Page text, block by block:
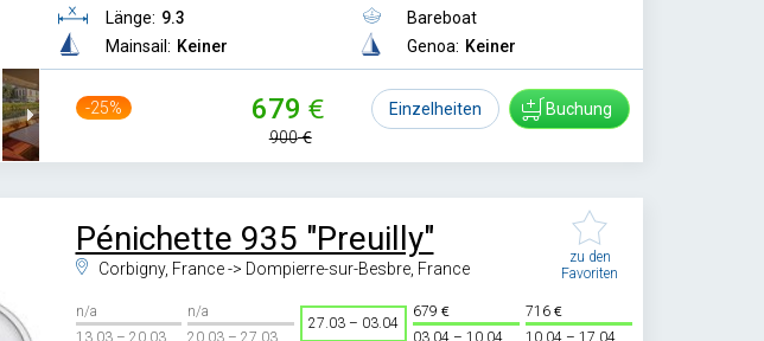
Länge: 9.3
Mainsail: Keiner
Bareboat
Genoa: Keiner
-25% 679
900
Einzelheiten Buchung
Pénichette 935 "Preuilly"
Corbigny, France -> Dompierre-sur-Besbre, France
zu den
Favoriten
n/a
13.03 – 20.03
n/a
20.03 – 27.03
27.03 – 03.04
679
03.04 – 10.04
716
10.04 – 17.04